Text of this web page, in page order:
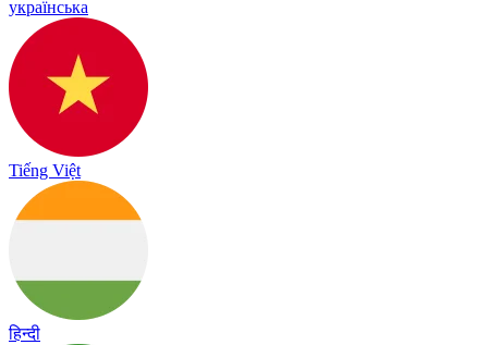
українська
Tiếng Việt
हिन्दी